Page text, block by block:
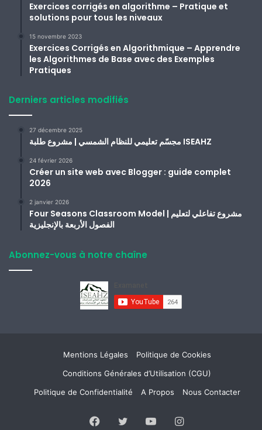
Exercices corrigés en algorithme – Pratique et
solutions pour tous les niveaux
15 novembre 2023
Exercices Corrigés en Algorithmique – Apprendre
les Algorithmes de Base avec des Exemples
Pratiques
Derniers articles modifiés
27 décembre 2025
مجسّم تعليمي للنظام الشمسي | مشروع طلبة ISEAHZ
24 février 2026
Créer un site web avec Blogger : guide complet
2026
2 janvier 2026
Four Seasons Classroom Model | مشروع تفاعلي لتعليم
الفصول الأربعة بالإنجليزية
Abonnez-vous à notre chaîne
Mentions Légales
Politique de Cookies
Conditions Générales d’Utilisation (CGU)
Politique de Confidentialité
A Propos Nous Contacter
Facebook
TwitterYouTubeInstagram